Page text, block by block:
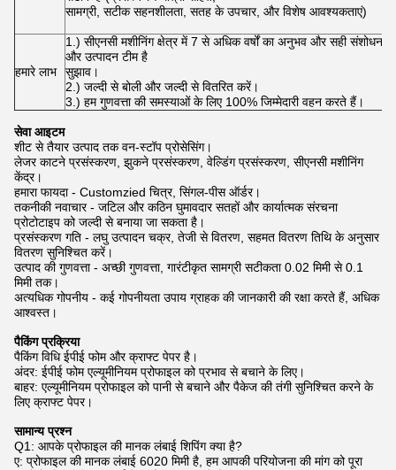
सामग्री, सटीक सहनशीलता, सतह के उपचार, और विशेष आवश्यकताएं)
हमारे लाभ
1.) सीएनसी मशीनिंग क्षेत्र में 7 से अधिक वर्षों का अनुभव और सही संशोधन
और उत्पादन टीम है
सुझाव।
2.) जल्दी से बोली और जल्दी से वितरित करें।
3.) हम गुणवत्ता की समस्याओं के लिए 100% जिम्मेदारी वहन करते हैं।
सेवा आइटम
शीट से तैयार उत्पाद तक वन-स्टॉप प्रोसेसिंग।
लेजर काटने प्रसंस्करण, झुकने प्रसंस्करण, वेल्डिंग प्रसंस्करण, सीएनसी मशीनिंग
केंद्र।
हमारा फायदा - Customzied चित्र, सिंगल-पीस ऑर्डर।
तकनीकी नवाचार - जटिल और कठिन घुमावदार सतहों और कार्यात्मक संरचना
प्रोटोटाइप को जल्दी से बनाया जा सकता है।
प्रसंस्करण गति - लघु उत्पादन चक्र, तेजी से वितरण, सहमत वितरण तिथि के अनुसार
वितरण सुनिश्चित करें।
उत्पाद की गुणवत्ता - अच्छी गुणवत्ता, गारंटीकृत सामग्री सटीकता 0.02 मिमी से 0.1
मिमी तक।
अत्यधिक गोपनीय - कई गोपनीयता उपाय ग्राहक की जानकारी की रक्षा करते हैं, अधिक
आश्वस्त।
पैकिंग प्रक्रिया
पैकिंग विधि ईपीई फोम और क्राफ्ट पेपर है।
अंदर: ईपीई फोम एल्यूमीनियम प्रोफाइल को प्रभाव से बचाने के लिए।
बाहर: एल्यूमीनियम प्रोफाइल को पानी से बचाने और पैकेज की तंगी सुनिश्चित करने के
लिए क्राफ्ट पेपर।
सामान्य प्रश्न
Q1: आपके प्रोफाइल की मानक लंबाई शिपिंग क्या है?
ए: प्रोफाइल की मानक लंबाई 6020 मिमी है, हम आपकी परियोजना की मांग को पूरा